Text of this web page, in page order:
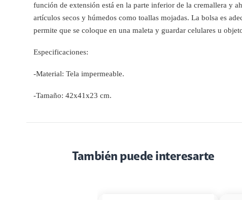
función de extensión está en la parte inferior de la cremallera y
artículos secos y húmedos como toallas mojadas. La bolsa es
permite que se coloque en una maleta y guardar celulares u
Especificaciones:
-Material: Tela impermeable.
-Tamaño: 42x41x23 cm.
También puede interesarte